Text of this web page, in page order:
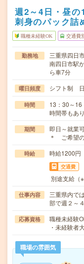
週2～4日・昼
刺身のパック詰
職種未経験OK 交通費
勤務地
三重県四日
南四日市駅
ら車7分
曜日頻度 シフト制
時間
13：30～16
時間帯もあ
期間
即日～就業
＊ ご希望
時給 時給1200円
交通費
別途支給（
仕事内容
三重県内で
部で週２～
応募資格
職種未経験
・未経験者
職場の雰囲気